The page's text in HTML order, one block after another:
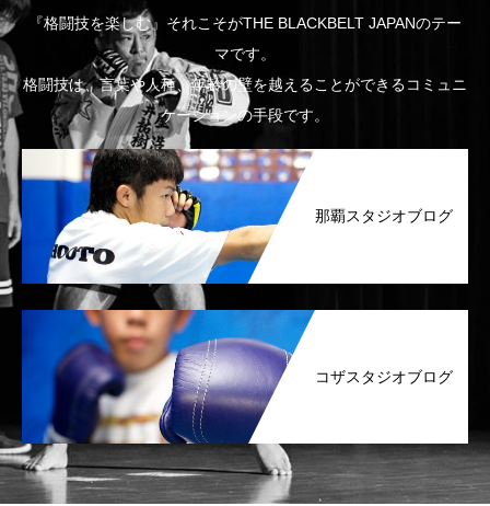
『格闘技を楽しむ』それこそがTHE BLACKBELT JAPANのテー
マです。
格闘技は、言葉や人種、年齢の壁を越えることができるコミュニ
ケーションの手段です。
那覇スタジオブログ
コザスタジオブログ